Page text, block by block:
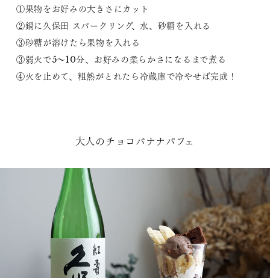
①果物をお好みの大きさにカット
②鍋に久保田 スパークリング、水、砂糖を入れる
③砂糖が溶けたら果物を入れる
③弱火で5〜10分、お好みの柔らかさになるまで煮る
④火を止めて、粗熱がとれたら冷蔵庫で冷やせば完成！
大人のチョコバナナパフェ